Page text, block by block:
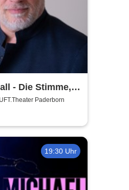
- Die Stimme,
Open Air 2026
Paderborn
19:30 Uhr